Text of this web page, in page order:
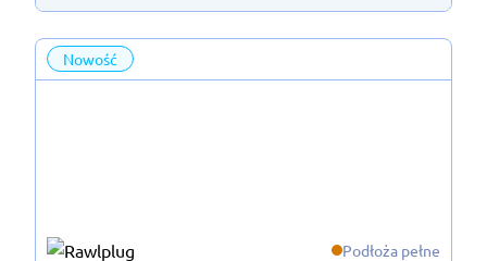
Nowość
Podłoża pełne